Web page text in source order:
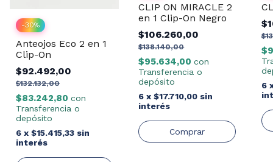
-30%
Anteojos Eco 2 en 1
Clip-On
$92.492,00
$132.132,00
$83.242,80 con
Transferencia o
depósito
6 x $15.415,33 sin
interés
CLIP ON MIRACLE 2
en 1 Clip-On Negro
$106.260,00
$138.140,00
$95.634,00con
Transferencia o
depósito
6 x$17.710,00 sin
interés
6